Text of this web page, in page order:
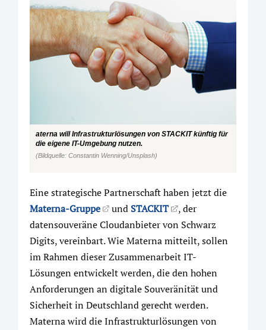
aterna will Infrastrukturlösungen von STACKIT künftig für
die eigene IT-Umgebung nutzen.
(Bildquelle: Constantin Wenning/Unsplash)
Eine strategische Partnerschaft haben jetzt die
Materna-Gruppe
und STACKIT
, der
datensouveräne Cloudanbieter von Schwarz
Digits, vereinbart. Wie Materna mitteilt, sollen
im Rahmen dieser Zusammenarbeit IT-
Lösungen entwickelt werden, die den hohen
Anforderungen an digitale Souveränität und
Sicherheit in Deutschland gerecht werden.
Materna wird die Infrastrukturlösungen von